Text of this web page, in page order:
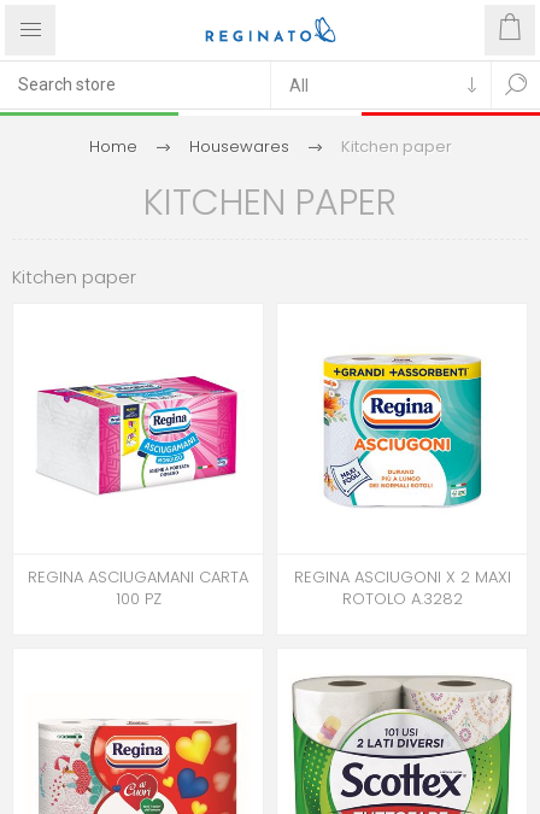
Home Housewares Kitchen paper
KITCHEN PAPER
Kitchen paper
REGINA ASCIUGAMANI CARTA
100 PZ
REGINA ASCIUGONI X 2 MAXI
ROTOLO A.3282